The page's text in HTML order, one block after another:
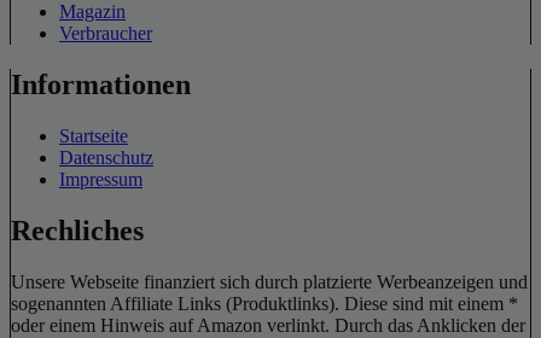
Magazin
Verbraucher
Informationen
Startseite
Datenschutz
Impressum
Rechliches
Unsere Webseite finanziert sich durch platzierte Werbeanzeigen und
sogenannten Affiliate Links (Produktlinks). Diese sind mit einem *
oder einem Hinweis auf Amazon verlinkt. Durch das Anklicken der